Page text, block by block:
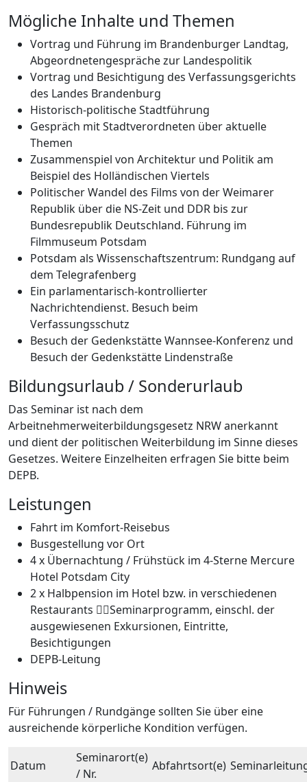
Mögliche Inhalte und Themen
Vortrag und Führung im Brandenburger Landtag,
Abgeordnetengespräche zur Landespolitik
Vortrag und Besichtigung des Verfassungsgerichts
des Landes Brandenburg
Historisch-politische Stadtführung
Gespräch mit Stadtverordneten über aktuelle
Themen
Zusammenspiel von Architektur und Politik am
Beispiel des Holländischen Viertels
Politischer Wandel des Films von der Weimarer
Republik über die NS-Zeit und DDR bis zur
Bundesrepublik Deutschland. Führung im
Filmmuseum Potsdam
Potsdam als Wissenschaftszentrum: Rundgang auf
dem Telegrafenberg
Ein parlamentarisch-kontrollierter
Nachrichtendienst. Besuch beim
Verfassungsschutz
Besuch der Gedenkstätte Wannsee-Konferenz und
Besuch der Gedenkstätte Lindenstraße
Bildungsurlaub / Sonderurlaub
Das Seminar ist nach dem
Arbeitnehmerweiterbildungsgesetz NRW anerkannt
und dient der politischen Weiterbildung im Sinne dieses
Gesetzes. Weitere Einzelheiten erfragen Sie bitte beim
DEPB.
Leistungen
Fahrt im Komfort-Reisebus
Busgestellung vor Ort
4 x Übernachtung / Frühstück im 4-Sterne Mercure
Hotel Potsdam City
2 x Halbpension im Hotel bzw. in verschiedenen
Restaurants Seminarprogramm, einschl. der
ausgewiesenen Exkursionen, Eintritte,
Besichtigungen
DEPB-Leitung
Hinweis
Für Führungen / Rundgänge sollten Sie über eine
ausreichende körperliche Kondition verfügen.
Datum
Seminarort(e)
/ Nr.
Abfahrtsort(e)